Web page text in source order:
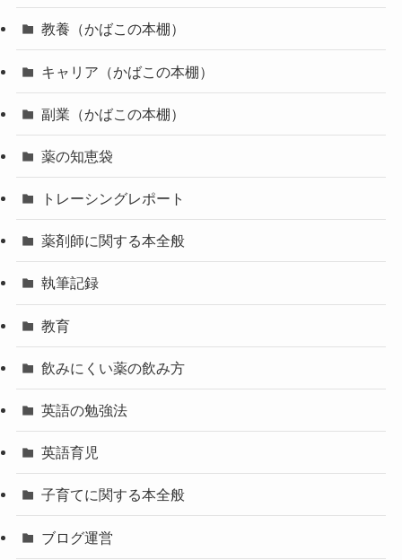
教養（かばこの本棚）
キャリア（かばこの本棚）
副業（かばこの本棚）
薬の知恵袋
トレーシングレポート
薬剤師に関する本全般
執筆記録
教育
飲みにくい薬の飲み方
英語の勉強法
英語育児
子育てに関する本全般
ブログ運営